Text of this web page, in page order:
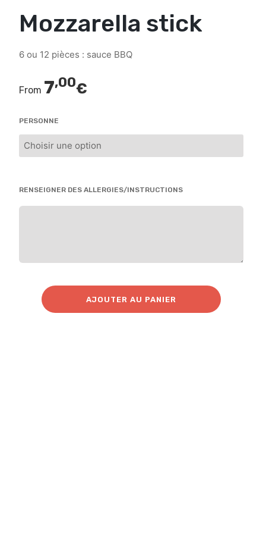
Mozzarella stick
6 ou 12 pièces : sauce BBQ
From 7,00€
PERSONNE
RENSEIGNER DES ALLERGIES/INSTRUCTIONS
AJOUTER AU PANIER